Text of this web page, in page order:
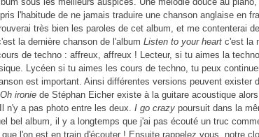
l'habitude de ne jamais traduire une chanson anglaise en
très bien les paroles de cet album, et me contenterai
la dernière chanson de l'album Listen to your heart c'est la
de techno : affreux, affreux ! Lecteur, si tu aimes la
Lycéen si tu aimes les cours de techno, tu peux
est important. Ainsi différentes versions peuvent exister
Oh ironie de Stéphan Eicher existe à la guitare acoustique alors
n'y a pas photo entre les deux. I go crazy poursuit dans la
bel album, il y a longtemps que j'ai pas écouté un truc
l'on est en train d'écouter ! Ensuite rappelez vous, notre